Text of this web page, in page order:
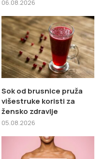
06.08.2026
Sok od brusnice pruža
višestruke koristi za
žensko zdravlje
05.08.2026